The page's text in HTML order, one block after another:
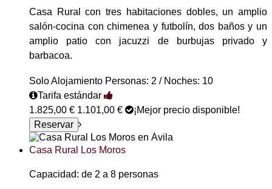
Casa Rural con tres habitaciones dobles, un amplio
salón-cocina con chimenea y futbolín, dos baños y un
amplio patio con jacuzzi de burbujas privado y
barbacoa.
Solo Alojamiento Personas: 2 / Noches: 10
Tarifa estándar
1.825,00 € 1.101,00 € ¡Mejor precio disponible!
Casa Rural Los Moros
Capacidad: de 2 a 8 personas